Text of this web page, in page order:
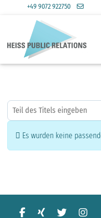
+49 9072 922750
Teil des Titels eingeben
Information
Es wurden keine